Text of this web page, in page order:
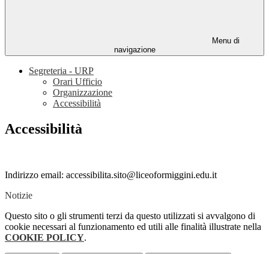
Menu di
navigazione
Segreteria - URP
Orari Ufficio
Organizzazione
Accessibilità
Accessibilità
Indirizzo email: accessibilita.sito@liceoformiggini.edu.it
Notizie
Questo sito o gli strumenti terzi da questo utilizzati si avvalgono di
cookie necessari al funzionamento ed utili alle finalità illustrate nella
COOKIE POLICY.